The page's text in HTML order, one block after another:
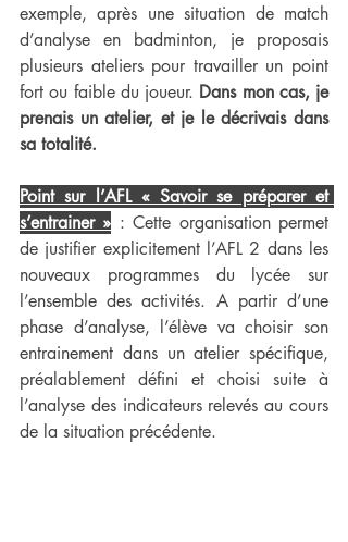
exemple, après une situation de match
d’analyse en badminton, je proposais
plusieurs ateliers pour travailler un point
fort ou faible du joueur. Dans mon cas, je
prenais un atelier, et je le décrivais dans
sa totalité.
Point sur l’AFL « Savoir se préparer et
s’entrainer » : Cette organisation permet
de justifier explicitement l’AFL 2 dans les
nouveaux programmes du lycée sur
l’ensemble des activités. A partir d’une
phase d’analyse, l’élève va choisir son
entrainement dans un atelier spécifique,
préalablement défini et choisi suite à
l’analyse des indicateurs relevés au cours
de la situation précédente.